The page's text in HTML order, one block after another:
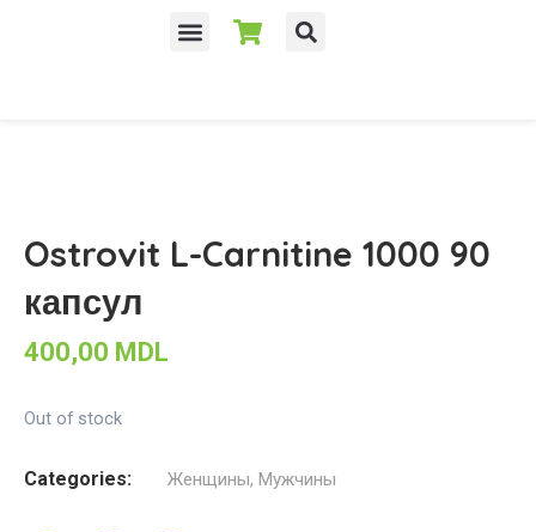
Ostrovit L-Carnitine 1000 90
капсул
400,00 MDL
Out of stock
Categories: Женщины, Мужчины